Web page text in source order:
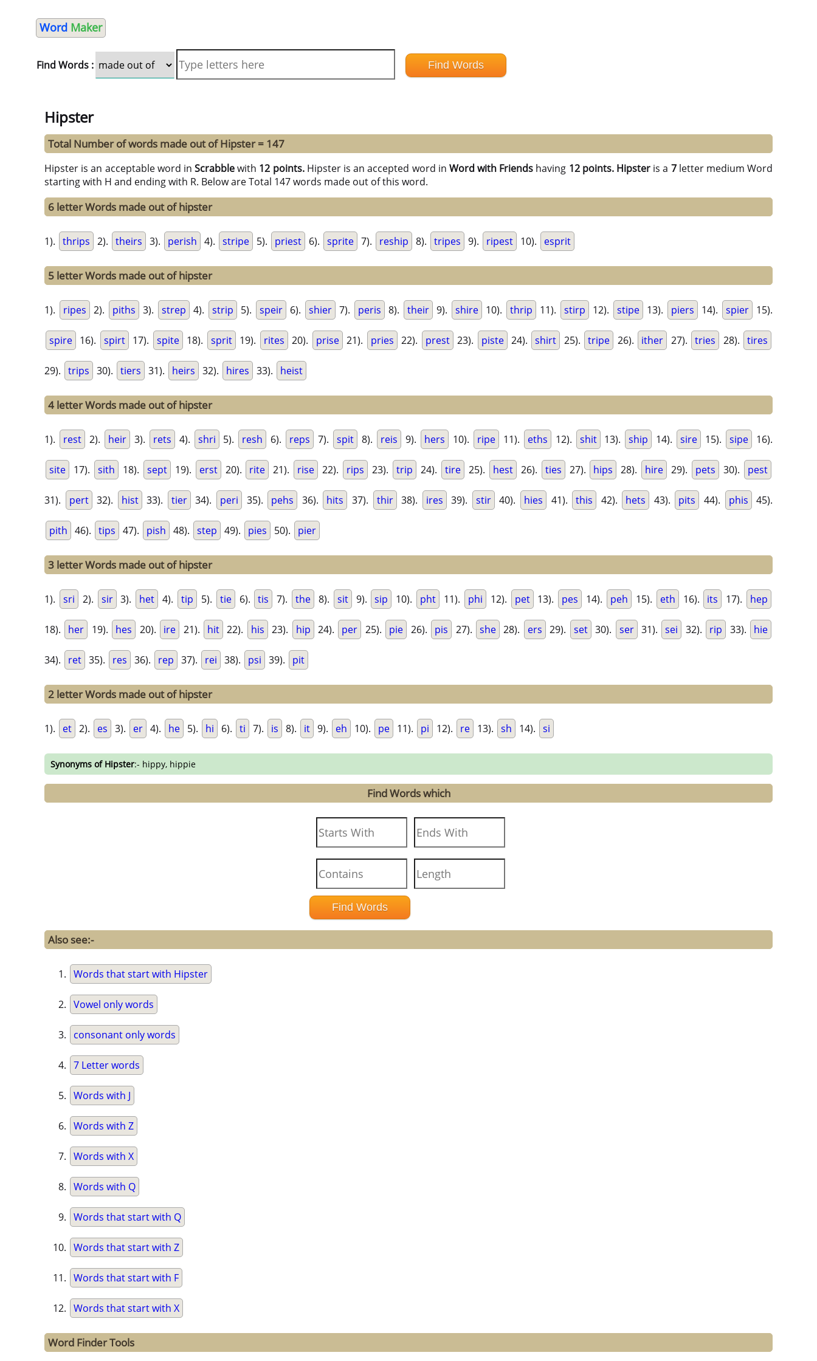
Word Maker
Find Words :
Hipster
Total Number of words made out of Hipster = 147
Hipster is an acceptable word inScrabblewith 12 points. Hipster is an accepted word in Word with Friends having 12 points. Hipsteris a 7letter medium Word
starting with H and ending with R. Below are Total 147 words made out of this word.
6 letter Words made out of hipster
1). thrips 2). theirs 3). perish 4). stripe 5). priest 6). sprite 7). reship 8). tripes 9). ripest 10). esprit
5 letter Words made out of hipster
1). ripes 2). piths 3). strep 4). strip 5). speir 6). shier 7). peris 8). their 9). shire 10). thrip 11). stirp 12). stipe 13). piers 14). spier 15).
spire 16). spirt 17). spite 18). sprit 19). rites 20). prise 21). pries 22). prest 23). piste 24). shirt 25). tripe 26). ither 27). tries 28). tires
29). trips 30). tiers 31). heirs 32). hires 33). heist
4 letter Words made out of hipster
1). rest 2). heir 3). rets 4). shri 5). resh 6). reps 7). spit 8). reis 9). hers 10). ripe 11). eths 12). shit 13). ship 14). sire 15). sipe 16).
site 17). sith 18). sept 19). erst 20). rite 21). rise 22). rips 23). trip 24). tire 25). hest 26). ties 27). hips 28). hire 29). pets 30). pest
31). pert 32). hist 33). tier 34). peri 35). pehs 36). hits 37). thir 38). ires 39). stir 40). hies 41). this 42). hets 43). pits 44). phis 45).
pith 46). tips 47). pish 48). step 49). pies 50). pier
3 letter Words made out of hipster
1). sri 2). sir 3). het 4). tip 5). tie 6). tis 7). the 8). sit 9). sip 10). pht 11). phi 12). pet 13). pes 14). peh 15). eth 16). its 17). hep
18). her 19). hes 20). ire 21). hit 22). his 23). hip 24). per 25). pie 26). pis 27). she 28). ers 29). set 30). ser 31). sei 32). rip 33). hie
34). ret 35). res 36). rep 37). rei 38). psi 39). pit
2 letter Words made out of hipster
1). et 2). es 3). er 4). he 5). hi 6). ti 7). is 8). it 9). eh 10). pe 11). pi 12). re 13). sh 14). si
Synonyms of Hipster:- hippy, hippie
Find Words which
Also see:-
Words that start with Hipster
Vowel only words
consonant only words
7 Letter words
Words with J
Words with Z
Words with X
Words with Q
Words that start with Q
Words that start with Z
Words that start with F
Words that start with X
Word Finder Tools